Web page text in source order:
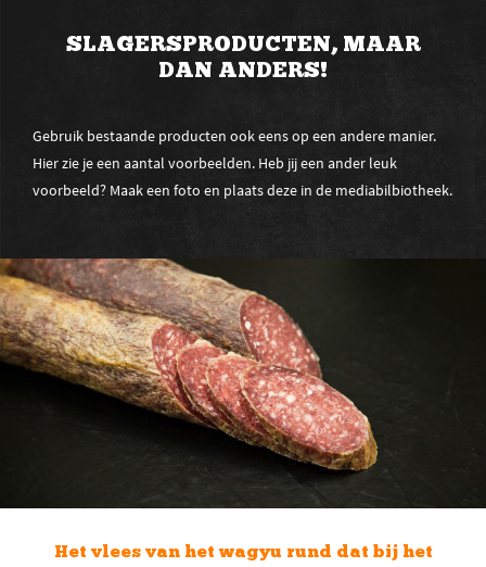
SLAGERSPRODUCTEN, MAAR
DAN ANDERS!
Gebruik bestaande producten ook eens op een andere manier.
Hier zie je een aantal voorbeelden. Heb jij een ander leuk
voorbeeld? Maak een foto en plaats deze in de mediabilbiotheek.
Rookworst hoef je niet alleen te gebruiken